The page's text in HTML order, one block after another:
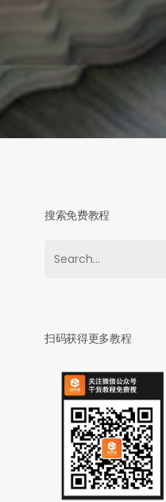
搜索免费教程
扫码获得更多教程